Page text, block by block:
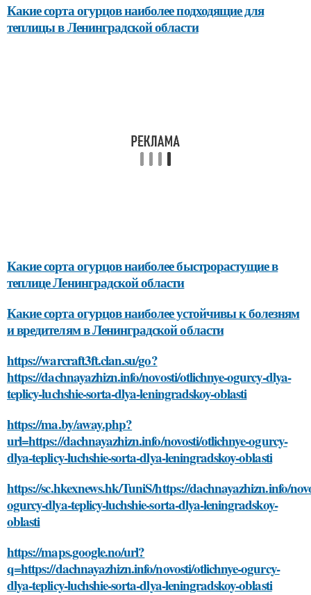
Какие сорта огурцов наиболее подходящие для
теплицы в Ленинградской области
Какие сорта огурцов наиболее быстрорастущие в
теплице Ленинградской области
Какие сорта огурцов наиболее устойчивы к болезням
и вредителям в Ленинградской области
https://warcraft3ft.clan.su/go?
https://dachnayazhizn.info/novosti/otlichnye-ogurcy-dlya-
teplicy-luchshie-sorta-dlya-leningradskoy-oblasti
https://ma.by/away.php?
url=https://dachnayazhizn.info/novosti/otlichnye-ogurcy-
dlya-teplicy-luchshie-sorta-dlya-leningradskoy-oblasti
https://sc.hkexnews.hk/TuniS/https://dachnayazhizn.info/
ogurcy-dlya-teplicy-luchshie-sorta-dlya-leningradskoy-
oblasti
https://maps.google.no/url?
q=https://dachnayazhizn.info/novosti/otlichnye-ogurcy-
dlya-teplicy-luchshie-sorta-dlya-leningradskoy-oblasti